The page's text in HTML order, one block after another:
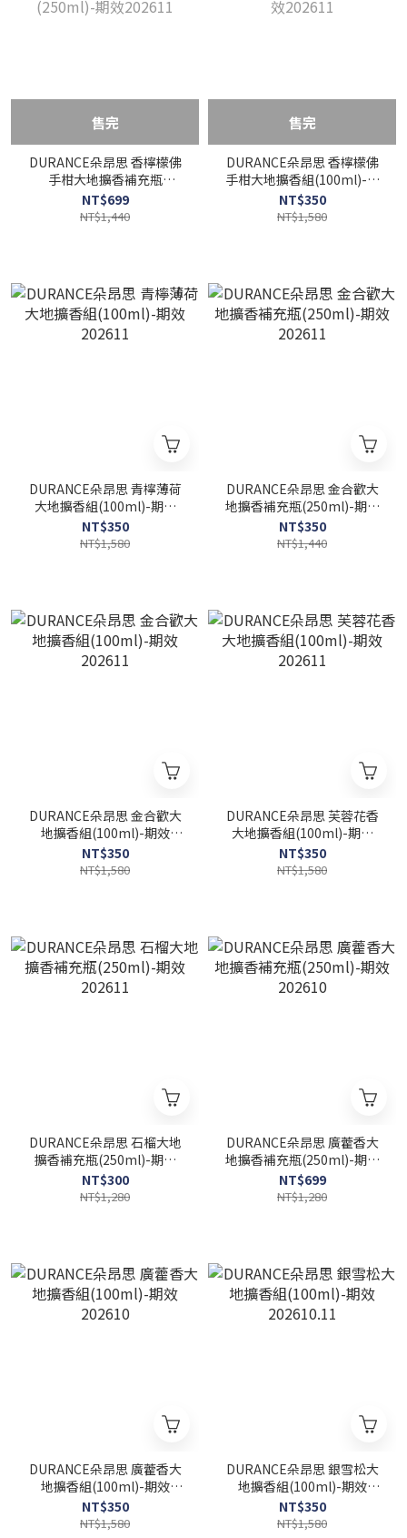
售完
DURANCE朵昂思 香檸檬佛
手柑大地擴香補充瓶
(250ml)-期效202611
NT$699
NT$1,440
售完
DURANCE朵昂思 香檸檬佛
手柑大地擴香組(100ml)-期
效202611
NT$350
NT$1,580
DURANCE朵昂思 青檸薄荷
大地擴香組(100ml)-期效
202611
NT$350
NT$1,580
DURANCE朵昂思 金合歡大
地擴香補充瓶(250ml)-期效
202611
NT$350
NT$1,440
DURANCE朵昂思 金合歡大
地擴香組(100ml)-期效
202611
NT$350
NT$1,580
DURANCE朵昂思 芙蓉花香
大地擴香組(100ml)-期效
202611
NT$350
NT$1,580
DURANCE朵昂思 石榴大地
擴香補充瓶(250ml)-期效
202611
NT$300
NT$1,280
DURANCE朵昂思 廣藿香大
地擴香補充瓶(250ml)-期效
202610
NT$699
NT$1,280
DURANCE朵昂思 廣藿香大
地擴香組(100ml)-期效
202610
NT$350
NT$1,580
DURANCE朵昂思 銀雪松大
地擴香組(100ml)-期效
202610.11
NT$350
NT$1,580